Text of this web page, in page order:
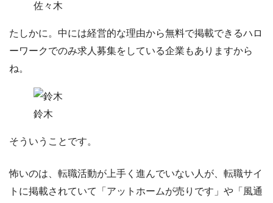
佐々木
たしかに。中には経営的な理由から無料で掲載できるハロ
ーワークでのみ求人募集をしている企業もありますから
ね。
鈴木
そういうことです。
怖いのは、転職活動が上手く進んでいない人が、転職サイ
トに掲載されていて
「アットホームが売りです」 や 「風通